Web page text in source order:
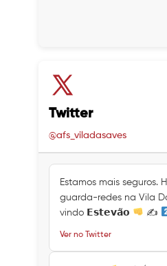
Twitter
@afs_viladasaves
Estamos mais seguros.
guarda-redes na Vila
vindo 𝗘𝘀𝘁𝗲𝘃𝗮̃𝗼
✍
Ver no Twitter